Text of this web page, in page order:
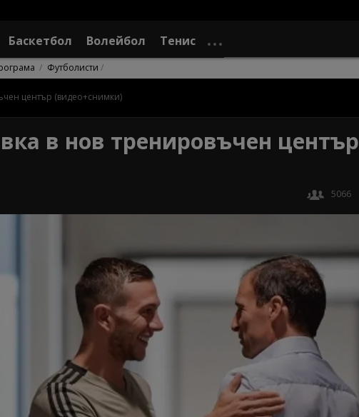
Баскетбол Волейбол Тенис
Футболисти
център (видео+снимки)
в нов тренировъчен център
5066